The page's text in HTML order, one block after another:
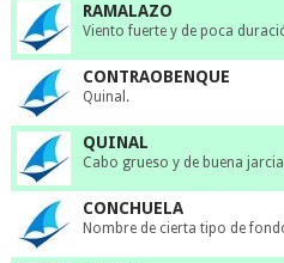
RAMALAZO
Viento fuerte y de poca
CONTRAOBENQUE
Quinal.
QUINAL
Cabo grueso y de buena
CONCHUELA
Nombre de cierta tipo de